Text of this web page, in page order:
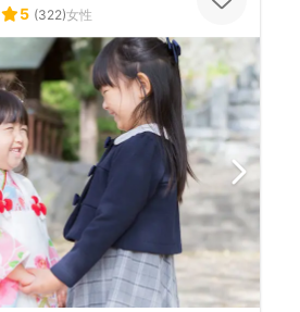
5 (322)女性